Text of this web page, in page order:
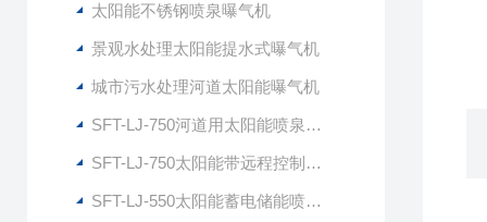
太阳能不锈钢喷泉曝气机
景观水处理太阳能提水式曝气机
城市污水处理河道太阳能曝气机
SFT-LJ-750河道用太阳能喷泉式曝气机
SFT-LJ-750太阳能带远程控制喷泉曝气机
SFT-LJ-550太阳能蓄电储能喷泉曝气机